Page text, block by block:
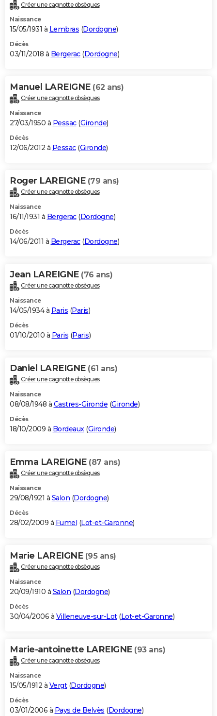
Créer une cagnotte obsèques
Naissance
15/05/1931 à Lembras (Dordogne)
Décès
03/11/2018 à Bergerac(Dordogne)
Manuel LAREIGNE (62 ans)
Créer une cagnotte obsèques
Naissance
27/03/1950 à Pessac(Gironde)
Décès
12/06/2012 à Pessac(Gironde)
Roger LAREIGNE (79 ans)
Créer une cagnotte obsèques
Naissance
16/11/1931 à Bergerac(Dordogne)
Décès
14/06/2011 à Bergerac(Dordogne)
Jean LAREIGNE (76 ans)
Créer une cagnotte obsèques
Naissance
14/05/1934 à Paris (Paris)
Décès
01/10/2010 à Paris (Paris)
Daniel LAREIGNE (61 ans)
Créer une cagnotte obsèques
Naissance
08/08/1948 à Castres-Gironde (Gironde)
Décès
18/10/2009 à Bordeaux(Gironde)
Emma LAREIGNE (87 ans)
Créer une cagnotte obsèques
Naissance
29/08/1921 à Salon (Dordogne)
Décès
28/02/2009 à Fumel (Lot-et-Garonne)
Marie LAREIGNE (95 ans)
Créer une cagnotte obsèques
Naissance
20/09/1910 à Salon (Dordogne)
Décès
30/04/2006 à Villeneuve-sur-Lot(Lot-et-Garonne)
Marie-antoinette LAREIGNE (93 ans)
Créer une cagnotte obsèques
Naissance
15/05/1912 à Vergt(Dordogne)
Décès
03/01/2006 à Pays de Belvès (Dordogne)